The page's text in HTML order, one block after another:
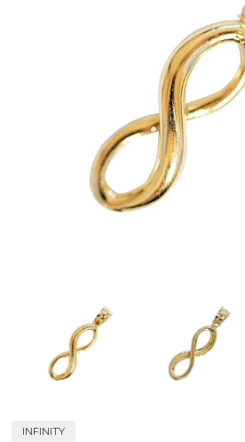
INFINITY